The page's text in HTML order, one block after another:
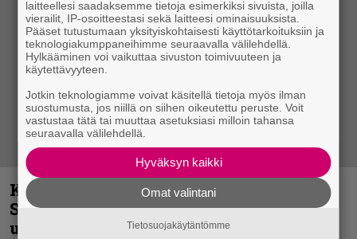
Kunnianosoitus hyiselle Pohjolalle –
Shining hyppäsi keskelle kinoksia
uudella videollaan
laitteellesi saadaksemme tietoja esimerkiksi sivuista, joilla
vierailit, IP-osoitteestasi sekä laitteesi ominaisuuksista.
Pääset tutustumaan yksityiskohtaisesti käyttötarkoituksiin ja
teknologiakumppaneihimme seuraavalla välilehdellä.
Hylkääminen voi vaikuttaa sivuston toimivuuteen ja
käytettävyyteen.
Jotkin teknologiamme voivat käsitellä tietoja myös ilman
suostumusta, jos niillä on siihen oikeutettu peruste. Voit
vastustaa tätä tai muuttaa asetuksiasi milloin tahansa
seuraavalla välilehdellä.
Hyväksyn kaikki
Omat valintani
Tietosuojakäytäntömme